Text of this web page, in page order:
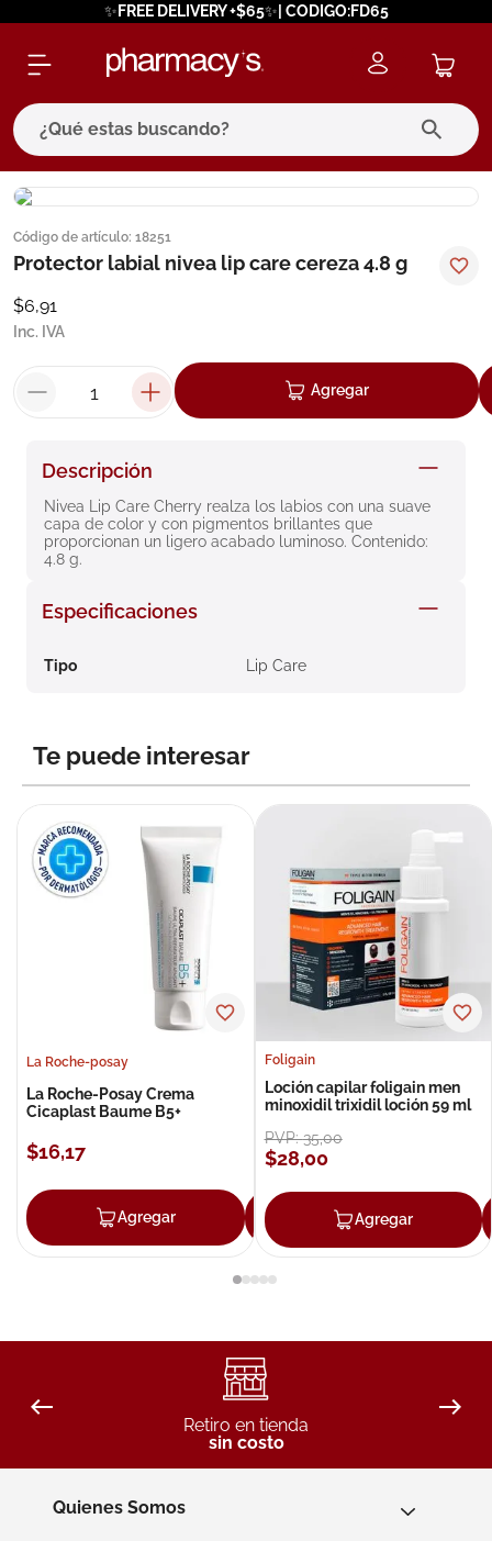
✨FREE DELIVERY +$65✨| CODIGO:FD65
¿Qué estas buscando?
Código de artículo: 18251
Protector labial nivea lip care cereza 4.8 g
$6,91
Inc. IVA
Agregar
Descripción
Nivea Lip Care Cherry realza los labios con una suave
capa de color y con pigmentos brillantes que
proporcionan un ligero acabado luminoso. Contenido:
4.8 g.
Especificaciones
Tipo Lip Care
Te puede interesar
La Roche-posay
La Roche-Posay Crema
Cicaplast Baume B5+
$16,17
Agregar Agregar
Foligain
Loción capilar foligain men
minoxidil trixidil loción 59 ml
PVP:35,00
$28,00
Agregar
Retiro en tienda
sin costo
Quienes Somos
términos más buscados
1. eucerin
cerave
7. isdin
8. roche posay
9. nivea